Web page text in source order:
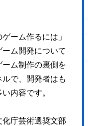
ーム作るには」
ム開発について
ム制作の裏側を
で、開発者はも
内容です。
庁芸術選奨文部
5' />
href="https://
>
style><style
--><script>